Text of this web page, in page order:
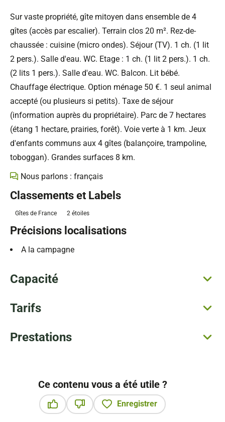
Sur vaste propriété, gîte mitoyen dans ensemble de 4
gîtes (accès par escalier). Terrain clos 20 m². Rez-de-
chaussée : cuisine (micro ondes). Séjour (TV). 1 ch. (1 lit
2 pers.). Salle d'eau. WC. Etage : 1 ch. (1 lit 2 pers.). 1 ch.
(2 lits 1 pers.). Salle d'eau. WC. Balcon. Lit bébé.
Chauffage électrique. Option ménage 50 €. 1 seul animal
accepté (ou plusieurs si petits). Taxe de séjour
(information auprès du propriétaire). Parc de 7 hectares
(étang 1 hectare, prairies, forêt). Voie verte à 1 km. Jeux
d'enfants communs aux 4 gîtes (balançoire, trampoline,
toboggan). Grandes surfaces 8 km.
Nous parlons : français
Classements et Labels
Gîtes de France 2 étoiles
Précisions localisations
A la campagne
Capacité
Tarifs
Prestations
Ce contenu vous a été utile ?
Enregistrer